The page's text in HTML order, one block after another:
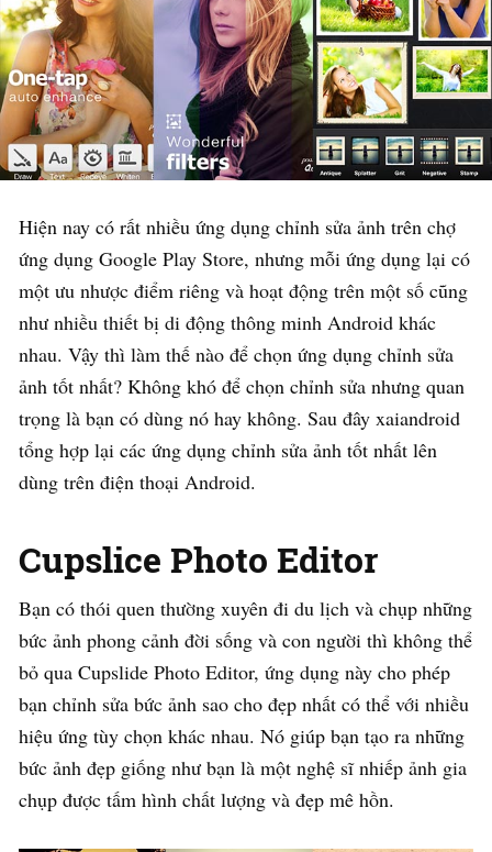
Hiện nay có rất nhiều ứng dụng chỉnh sửa ảnh trên chợ
ứng dụng Google Play Store, nhưng mỗi ứng dụng lại có
một ưu nhược điểm riêng và hoạt động trên một số cũng
như nhiều thiết bị di động thông minh Android khác
nhau. Vậy thì làm thế nào để chọn ứng dụng chỉnh sửa
ảnh tốt nhất? Không khó để chọn chỉnh sửa nhưng quan
trọng là bạn có dùng nó hay không. Sau đây xaiandroid
tổng hợp lại các ứng dụng chỉnh sửa ảnh tốt nhất lên
dùng trên điện thoại Android.
Cupslice Photo Editor
Bạn có thói quen thường xuyên đi du lịch và chụp những
bức ảnh phong cảnh đời sống và con người thì không thể
bỏ qua Cupslide Photo Editor, ứng dụng này cho phép
bạn chỉnh sửa bức ảnh sao cho đẹp nhất có thể với nhiều
hiệu ứng tùy chọn khác nhau. Nó giúp bạn tạo ra những
bức ảnh đẹp giống như bạn là một nghệ sĩ nhiếp ảnh gia
chụp được tấm hình chất lượng và đẹp mê hồn.